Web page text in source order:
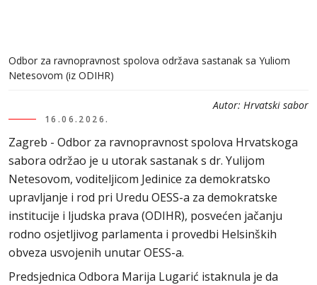
Odbor za ravnopravnost spolova održava sastanak sa Yuliom
Netesovom (iz ODIHR)
Autor: Hrvatski sabor
16.06.2026.
Zagreb - Odbor za ravnopravnost spolova Hrvatskoga
sabora održao je u utorak sastanak s dr. Yulijom
Netesovom, voditeljicom Jedinice za demokratsko
upravljanje i rod pri Uredu OESS-a za demokratske
institucije i ljudska prava (ODIHR), posvećen jačanju
rodno osjetljivog parlamenta i provedbi Helsinških
obveza usvojenih unutar OESS-a.
Predsjednica Odbora Marija Lugarić istaknula je da